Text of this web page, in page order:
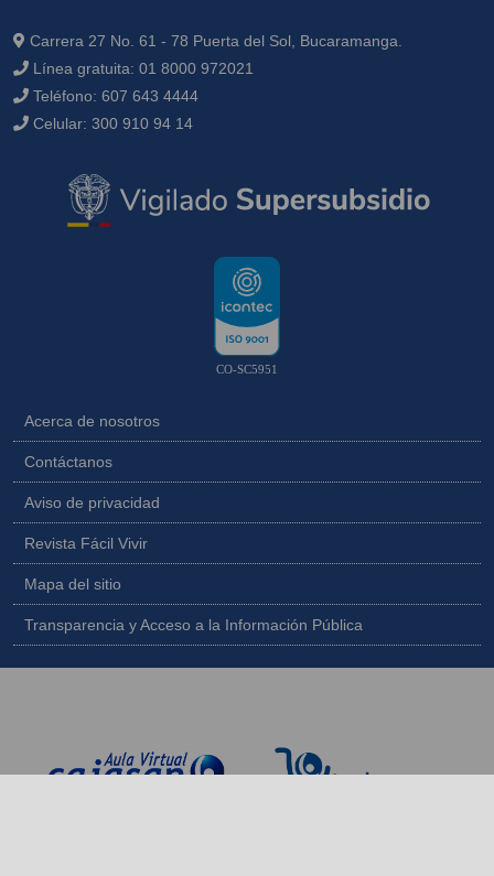
Carrera 27 No. 61 - 78 Puerta del Sol, Bucaramanga.
Línea gratuita: 01 8000 972021
Teléfono: 607 643 4444
Celular: 300 910 94 14
CO-SC5951
Acerca de nosotros
Contáctanos
Aviso de privacidad
Revista Fácil Vivir
Mapa del sitio
Transparencia y Acceso a la Información Pública